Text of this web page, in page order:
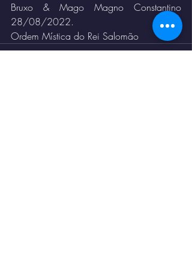
Bruxo & Mago Magno Constantino
28/08/2022.
Ordem Mística do Rei Salomão